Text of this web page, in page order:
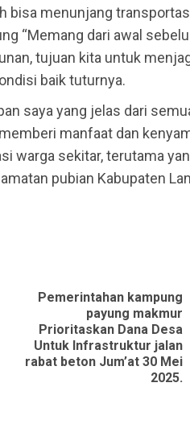
bisa menunjang
“Memang dari awal
tujuan kita untuk
baik tuturnya.
saya yang jelas dari
manfaat dan
warga sekitar, terutama
pubian Kabupaten
Previous
post:
Next
post:
Pemerintahan kampung
payung makmur
Prioritaskan Dana Desa
Untuk Infrastruktur jalan
rabat beton Jum’at 30 Mei
2025.